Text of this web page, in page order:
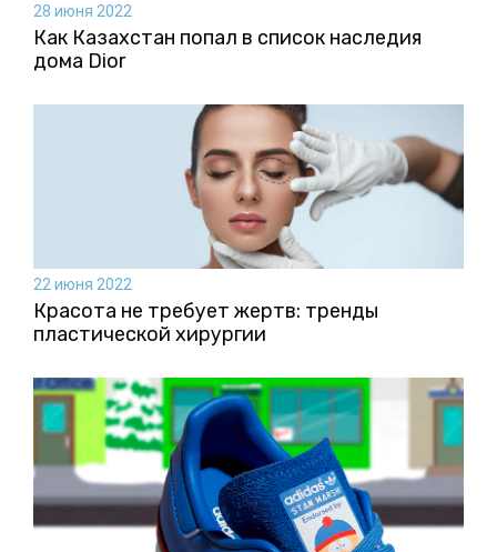
28 июня 2022
Как Казахстан попал в список наследия
дома Dior
22 июня 2022
Красота не требует жертв: тренды
пластической хирургии